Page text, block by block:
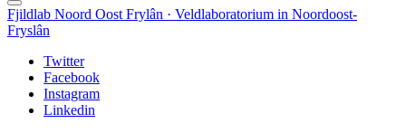
Fjildlab Noord Oost Frylân · Veldlaboratorium in Noordoost-
Fryslân
Twitter
Facebook
Instagram
Linkedin